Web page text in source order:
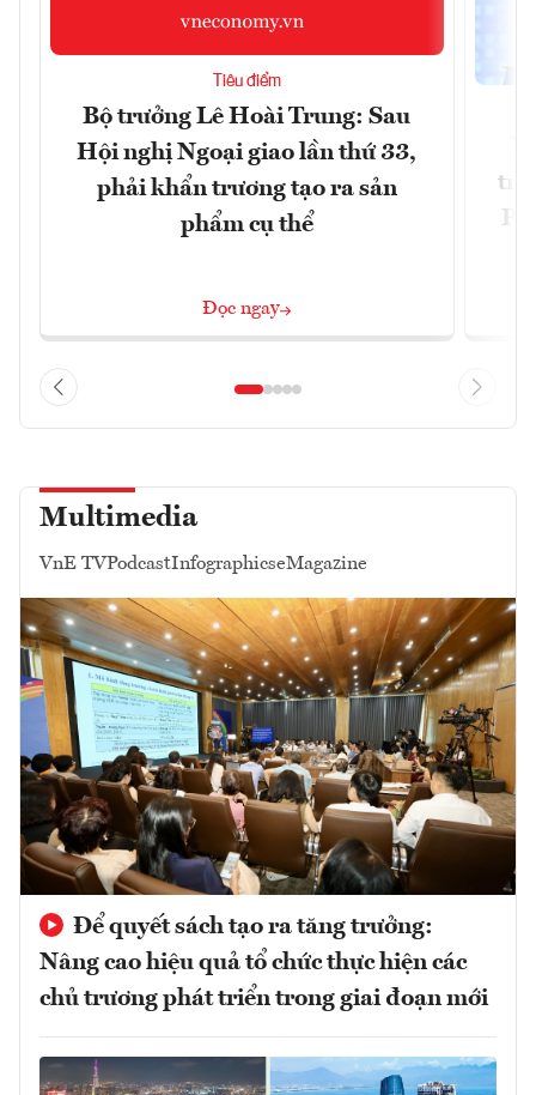
Tiêu điểm
Bộ trưởng Lê Hoài Trung: Sau
Hội nghị Ngoại giao lần thứ 33,
phải khẩn trương tạo ra sản
phẩm cụ thể
Đọc ngay
Multimedia
VnE TVPodcastInfographicseMagazine
Để quyết sách tạo ra tăng trưởng:
Nâng cao hiệu quả tổ chức thực hiện các
chủ trương phát triển trong giai đoạn mới